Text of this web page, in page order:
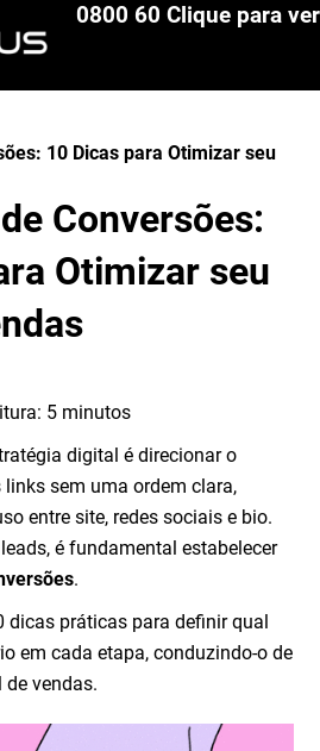
0800 60 Clique para ver
10 Dicas para Otimizar seu
Conversões:
Otimizar seu
5 minutos
digital é direcionar o
sem uma ordem clara,
entre site, redes sociais e bio.
é fundamental estabelecer
.
dicas práticas para definir qual
em cada etapa, conduzindo-o de
vendas.